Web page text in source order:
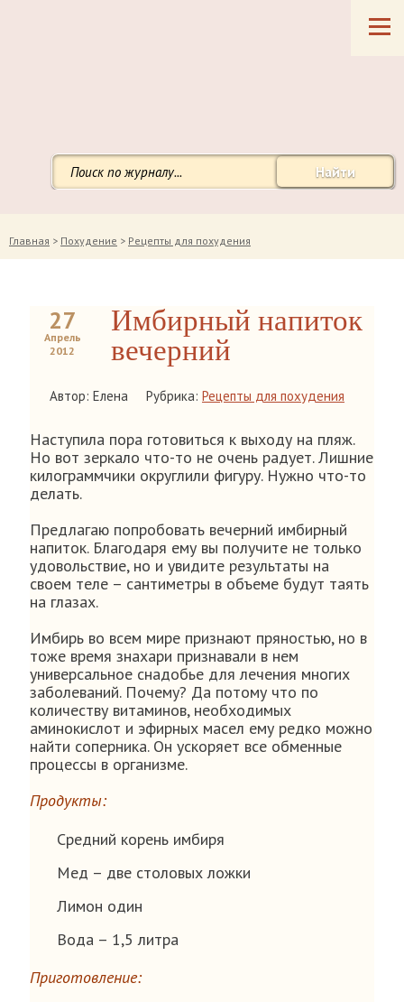
Найти
Главная > Похудение > Рецепты для похудения
27
Апрель
2012
Имбирный напиток
вечерний
Автор: Елена Рубрика: Рецепты для похудения
Наступила пора готовиться к выходу на пляж.
Но вот зеркало что-то не очень радует. Лишние
килограммчики округлили фигуру. Нужно что-то
делать.
Предлагаю попробовать вечерний имбирный
напиток. Благодаря ему вы получите не только
удовольствие, но и увидите результаты на
своем теле – сантиметры в объеме будут таять
на глазах.
Имбирь во всем мире признают пряностью, но в
тоже время знахари признавали в нем
универсальное снадобье для лечения многих
заболеваний. Почему? Да потому что по
количеству витаминов, необходимых
аминокислот и эфирных масел ему редко можно
найти соперника. Он ускоряет все обменные
процессы в организме.
Продукты:
Средний корень имбиря
Мед – две столовых ложки
Лимон один
Вода – 1,5 литра
Приготовление: